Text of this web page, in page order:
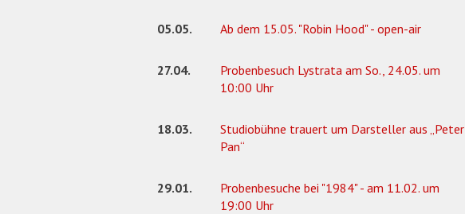
05.05. Ab dem 15.05. "Robin Hood" - open-air
27.04.
Probenbesuch Lystrata am So., 24.05. um
10:00 Uhr
18.03.
Studiobühne trauert um Darsteller aus „Peter
Pan“
29.01.
Probenbesuche bei "1984" - am 11.02. um
19:00 Uhr